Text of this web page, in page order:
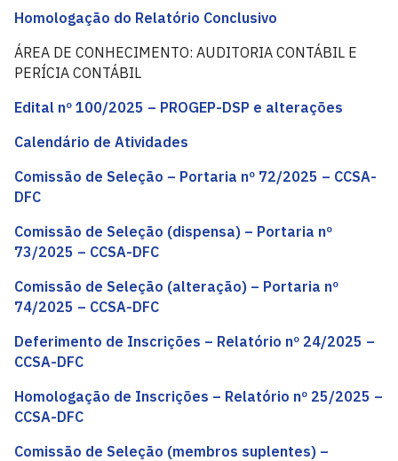
Homologação do Relatório Conclusivo
ÁREA DE CONHECIMENTO: AUDITORIA CONTÁBIL E
PERÍCIA CONTÁBIL
Edital nº 100/2025 – PROGEP-DSP e alterações
Calendário de Atividades
Comissão de Seleção – Portaria nº 72/2025 – CCSA-
DFC
Comissão de Seleção (dispensa) – Portaria nº
73/2025 – CCSA-DFC
Comissão de Seleção (alteração) – Portaria nº
74/2025 – CCSA-DFC
Deferimento de Inscrições – Relatório nº 24/2025 –
CCSA-DFC
Homologação de Inscrições – Relatório nº 25/2025 –
CCSA-DFC
Comissão de Seleção (membros suplentes) –